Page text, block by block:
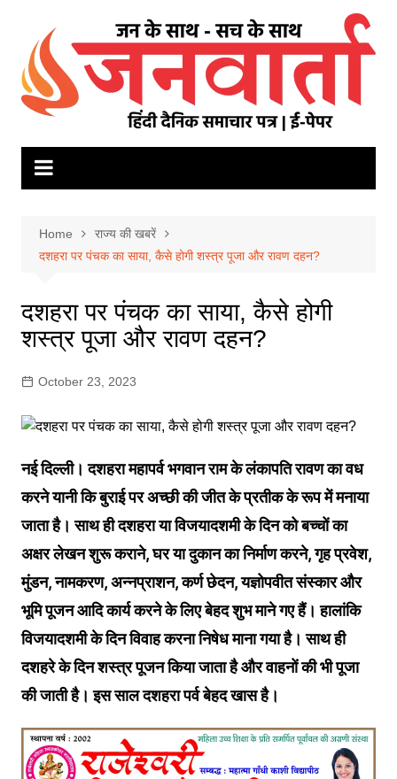
content
Home
राज्य की खबरें
दशहरा पर पंचक का साया, कैसे होगी शस्‍त्र पूजा और रावण दहन?
दशहरा पर पंचक का साया, कैसे होगी
शस्‍त्र पूजा और रावण दहन?
October 23, 2023
नई दिल्ली। दशहरा महापर्व भगवान राम के लंकापति रावण का वध
करने यानी कि बुराई पर अच्‍छी की जीत के प्रतीक के रूप में मनाया
जाता है। साथ ही दशहरा या विजयादशमी के दिन को बच्चों का
अक्षर लेखन शुरू कराने, घर या दुकान का निर्माण करने, गृह प्रवेश,
मुंडन, नामकरण, अन्नप्राशन, कर्ण छेदन, यज्ञोपवीत संस्कार और
भूमि पूजन आदि कार्य करने के लिए बेहद शुभ माने गए हैं। हालांकि
विजयादशमी के दिन विवाह करना निषेध माना गया है। साथ ही
दशहरे के दिन शस्‍त्र पूजन किया जाता है और वाहनों की भी पूजा
की जाती है। इस साल दशहरा पर्व बेहद खास है।